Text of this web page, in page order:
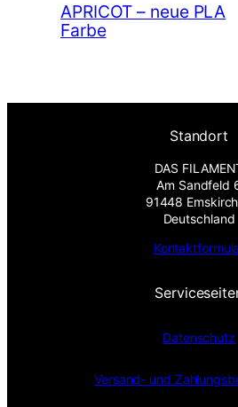
APRICOT – neue PLA
Farbe
Standort
DAS
Am Sandfeld
91448
Deutschland
Datenschutz
Versand- und